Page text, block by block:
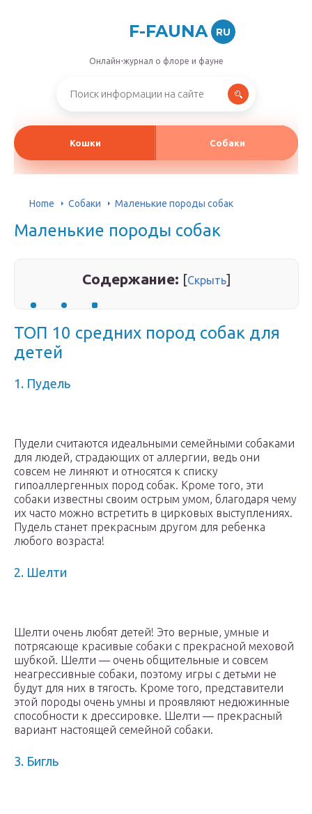
F-FAUNA RU
Онлайн-журнал о флоре и фауне
Кошки Собаки
Home Собаки Маленькие породы собак
Маленькие породы собак
Содержание: [Скрыть]
ТОП 10 средних пород собак для
детей
1. Пудель
Пудели считаются идеальными семейными собаками
для людей, страдающих от аллергии, ведь они
совсем не линяют и относятся к списку
гипоаллергенных пород собак. Кроме того, эти
собаки известны своим острым умом, благодаря чему
их часто можно встретить в цирковых выступлениях.
Пудель станет прекрасным другом для ребенка
любого возраста!
2. Шелти
Шелти очень любят детей! Это верные, умные и
потрясающе красивые собаки с прекрасной меховой
шубкой. Шелти — очень общительные и совсем
неагрессивные собаки, поэтому игры с детьми не
будут для них в тягость. Кроме того, представители
этой породы очень умны и проявляют недюжинные
способности к дрессировке. Шелти — прекрасный
вариант настоящей семейной собаки.
3. Бигль